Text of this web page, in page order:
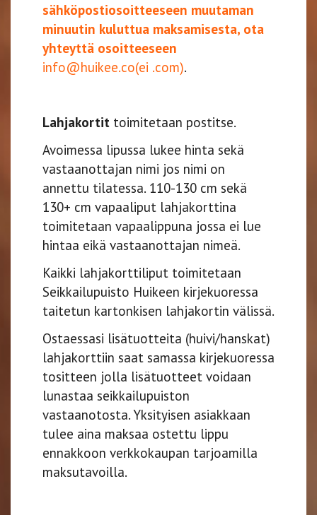
sähköpostiosoitteeseen muutaman
minuutin kuluttua maksamisesta, ota
yhteyttä osoitteeseen
info@huikee.co(ei .com).
Lahjakortit toimitetaan postitse.
Avoimessa lipussa lukee hinta sekä
vastaanottajan nimi jos nimi on
annettu tilatessa. 110-130 cm sekä
130+ cm vapaaliput lahjakorttina
toimitetaan vapaalippuna jossa ei lue
hintaa eikä vastaanottajan nimeä.
Kaikki lahjakorttiliput toimitetaan
Seikkailupuisto Huikeen kirjekuoressa
taitetun kartonkisen lahjakortin välissä.
Ostaessasi lisätuotteita (huivi/hanskat)
lahjakorttiin saat samassa kirjekuoressa
tositteen jolla lisätuotteet voidaan
lunastaa seikkailupuiston
vastaanotosta. Yksityisen asiakkaan
tulee aina maksaa ostettu lippu
ennakkoon verkkokaupan tarjoamilla
maksutavoilla.